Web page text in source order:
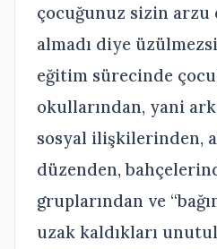
çocuğunuz sizin
almadı diye
eğitim sürecinde
okullarından, yani
sosyal ilişkilerinden,
düzenden,
gruplarından ve
uzak kaldıkları